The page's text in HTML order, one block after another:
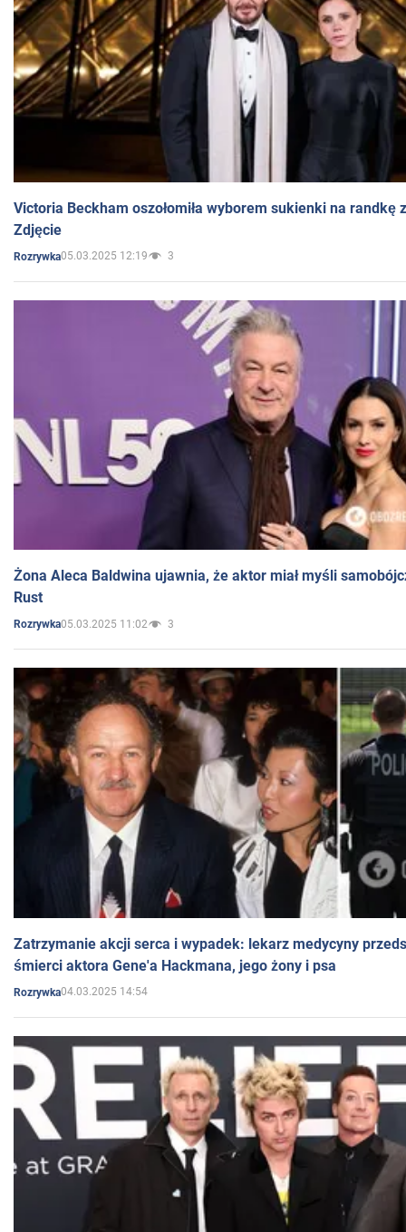
Victoria Beckham oszołomiła wyborem sukienki na randkę
Zdjęcie
Rozrywka05.03.2025 12:19 3
Żona Aleca Baldwina ujawnia, że aktor miał myśli
Rust
Rozrywka05.03.2025 11:02 3
Zatrzymanie akcji serca i wypadek: lekarz medycyny
śmierci aktora Gene'a Hackmana, jego żony i psa
Rozrywka04.03.2025 14:54